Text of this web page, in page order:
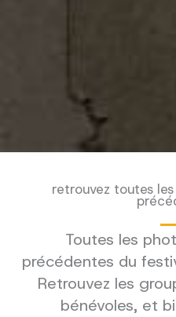
retrouvez toutes
Toutes les
précédentes du
Retrouvez les
bénévoles, et